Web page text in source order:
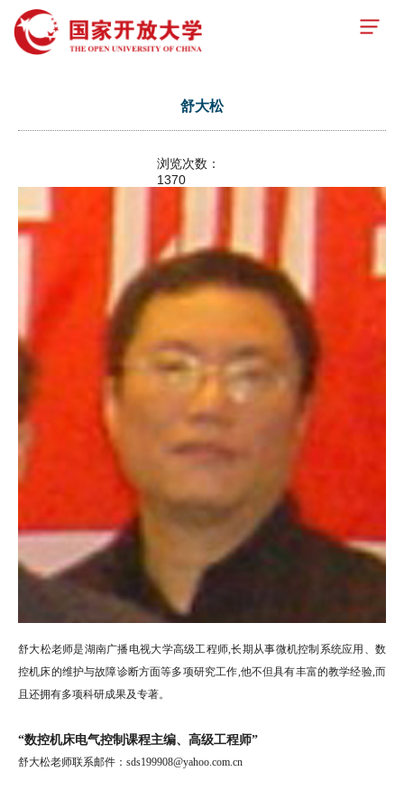
舒大松
浏览次数：
1370
舒大松老师是湖南广播电视大学高级工程师,长期从事微机控制系统应用、数
控机床的维护与故障诊断方面等多项研究工作,他不但具有丰富的教学经验,而
且还拥有多项科研成果及专著。
“数控机床电气控制课程主编、高级工程师”
舒大松老师联系邮件：sds199908@yahoo.com.cn